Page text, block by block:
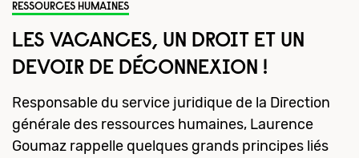
RESSOURCES HUMAINES
LES VACANCES, UN DROIT ET UN
DEVOIR DE DÉCONNEXION !
Responsable du service juridique de la Direction
générale des ressources humaines, Laurence
Goumaz rappelle quelques grands principes liés